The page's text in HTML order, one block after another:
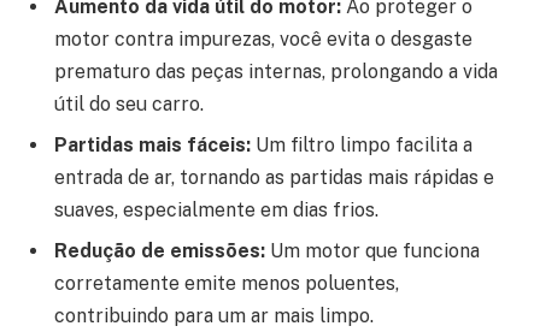
Aumento da vida útil do motor: Ao proteger o
motor contra impurezas, você evita o desgaste
prematuro das peças internas, prolongando a vida
útil do seu carro.
Partidas mais fáceis: Um filtro limpo facilita a
entrada de ar, tornando as partidas mais rápidas e
suaves, especialmente em dias frios.
Redução de emissões: Um motor que funciona
corretamente emite menos poluentes,
contribuindo para um ar mais limpo.